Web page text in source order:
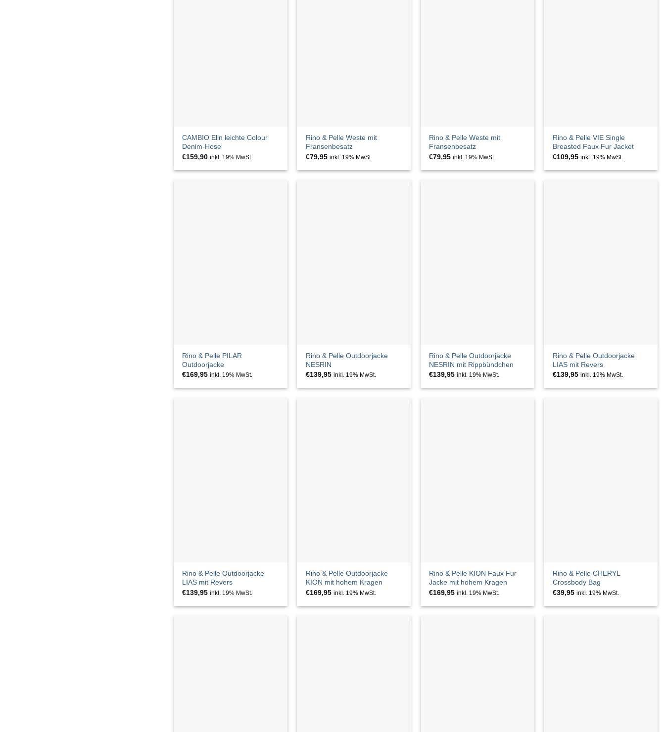
CAMBIO Elin leichte Colour
Denim-Hose
€159,90 inkl. 19% MwSt.
Rino & Pelle Weste mit
Fransenbesatz
€79,95 inkl. 19% MwSt.
Rino & Pelle Weste mit
Fransenbesatz
€79,95 inkl. 19% MwSt.
Rino & Pelle VIE Single
Breasted Faux Fur Jacket
€109,95 inkl. 19% MwSt.
Rino & Pelle PILAR
Outdoorjacke
€169,95 inkl. 19% MwSt.
Rino & Pelle Outdoorjacke
NESRIN
€139,95 inkl. 19% MwSt.
Rino & Pelle Outdoorjacke
NESRIN mit Rippbündchen
€139,95 inkl. 19% MwSt.
Rino & Pelle Outdoorjacke
LIAS mit Revers
€139,95 inkl. 19% MwSt.
Rino & Pelle Outdoorjacke
LIAS mit Revers
€139,95 inkl. 19% MwSt.
Rino & Pelle Outdoorjacke
KION mit hohem Kragen
€169,95 inkl. 19% MwSt.
Rino & Pelle KION Faux Fur
Jacke mit hohem Kragen
€169,95 inkl. 19% MwSt.
Rino & Pelle CHERYL
Crossbody Bag
€39,95 inkl. 19% MwSt.